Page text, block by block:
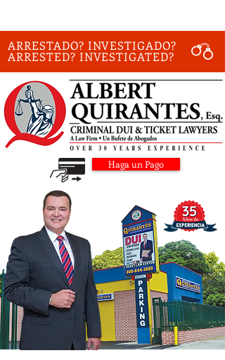
ARRESTADO? INVESTIGADO?
ARRESTED? INVESTIGATED?
Haga un Pago